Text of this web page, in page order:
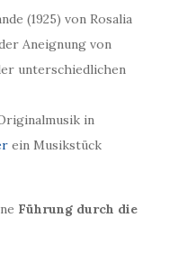
(1925) von Rosalia
Aneignung von
unterschiedlichen
in
ein Musikstück
Führung durch die